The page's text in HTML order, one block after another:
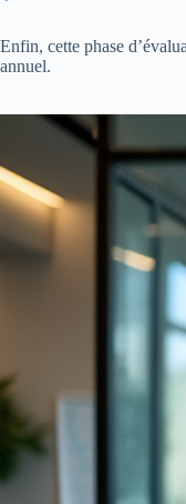
Enfin, cette phase
annuel.